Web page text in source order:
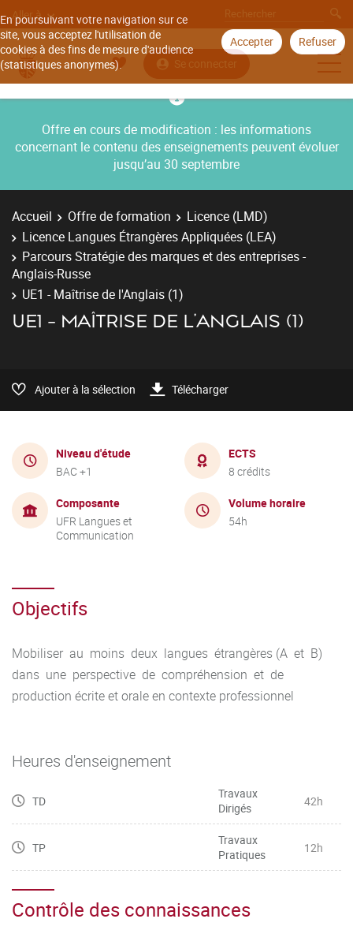
En poursuivant votre navigation sur ce
site, vous acceptez l'utilisation de
cookies à des fins de mesure d'audience
(statistiques anonymes).
Accepter Refuser
Aller à
Se connecter
Offre en cours de modification : les informations
concernant le contenu des enseignements peuvent évoluer
jusqu’au 30 septembre
Accueil Offre de formation
Licence (LMD)
Licence Langues Étrangères Appliquées (LEA)
Parcours Stratégie des marques et des entreprises -
Anglais-Russe
UE1 - Maîtrise de l'Anglais (1)
UE1 - MAÎTRISE DE L'ANGLAIS (1)
Ajouter à la sélection Télécharger
Niveau d'étude
BAC +1
ECTS
8 crédits
Composante
UFR Langues et
Communication
Volume horaire
54h
Objectifs
Mobiliser au moins deux langues étrangères (A et B)
dans une perspective de compréhension et de
production écrite et orale en contexte professionnel
Heures d'enseignement
TD
Travaux
Dirigés
42h
TP
Travaux
Pratiques
12h
Contrôle des connaissances